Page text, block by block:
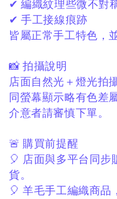
✔ 編織紋理些微不對
✔ 手工接線痕跡
皆屬正常手工特色，
📸 拍攝說明
店面自然光＋燈光拍
同螢幕顯示略有色差
介意者請審慎下單。
🚨 購買前提醒
🎈 店面與多平台同步
貨。
🎈 羊毛手工編織商品，